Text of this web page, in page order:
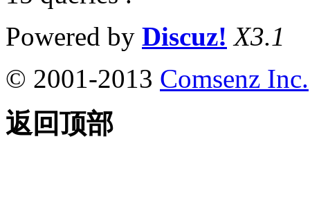
Powered by Discuz! X3.1
© 2001-2013 Comsenz Inc.
返回顶部